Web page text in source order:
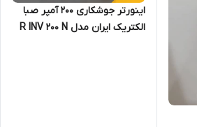
اینورتر جوشکاری 200 آمپر صبا
الکتریک ایران مدل R INV 200 N